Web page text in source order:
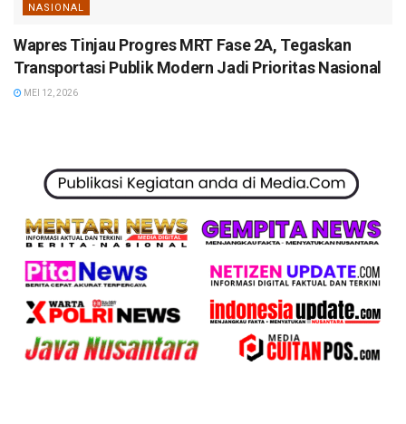
NASIONAL
Wapres Tinjau Progres MRT Fase 2A, Tegaskan
Transportasi Publik Modern Jadi Prioritas Nasional
MEI 12, 2026